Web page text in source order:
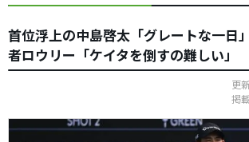
首位浮上の中島啓太「グレートな一
者ロウリー「ケイタを倒すの難しい」
更
掲